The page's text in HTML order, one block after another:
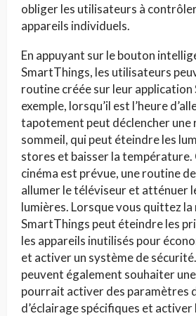
obliger les utilisateurs à
appareils individuels.
En appuyant sur le bouton
SmartThings, les utilisateurs
routine créée sur leur
exemple, lorsqu’il est l’heure
tapotement peut déclencher une
sommeil, qui peut éteindre les
stores et baisser la température.
cinéma est prévue, une routine
allumer le téléviseur et atténuer
lumières. Lorsque vous quittez
SmartThings peut éteindre les
les appareils inutilisés pour
et activer un système de
peuvent également souhaiter
pourrait activer des paramètres
d’éclairage spécifiques et activer